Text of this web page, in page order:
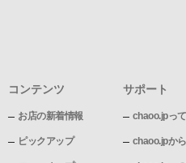
コンテンツ
お店の新着情報
ピックアップ
サポート
chaoo.jpっ
chaoo.jpか